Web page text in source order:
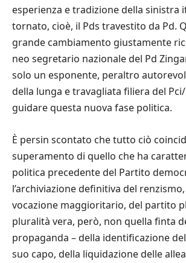
esperienza e tradizione della sinistra
tornato, cioè, il Pds travestito da Pd.
grande cambiamento giustamente
neo segretario nazionale del Pd
solo un esponente, peraltro
della lunga e travagliata filiera del
guidare questa nuova fase politica.
È persin scontato che tutto ciò
superamento di quello che ha
politica precedente del Partito
l’archiviazione definitiva del
vocazione maggioritario, del partito
pluralità vera, però, non quella finta
propaganda – della identificazione
suo capo, della liquidazione delle